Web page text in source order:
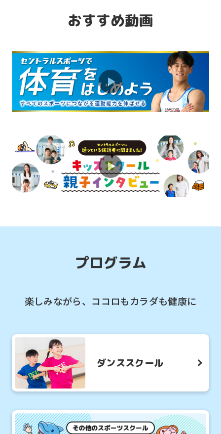
おすすめ動画
プログラム
楽しみながら、ココロもカラダも健康に
ダンススクール